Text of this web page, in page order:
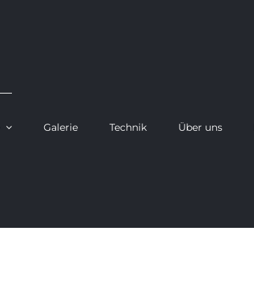
Galerie Technik Über uns